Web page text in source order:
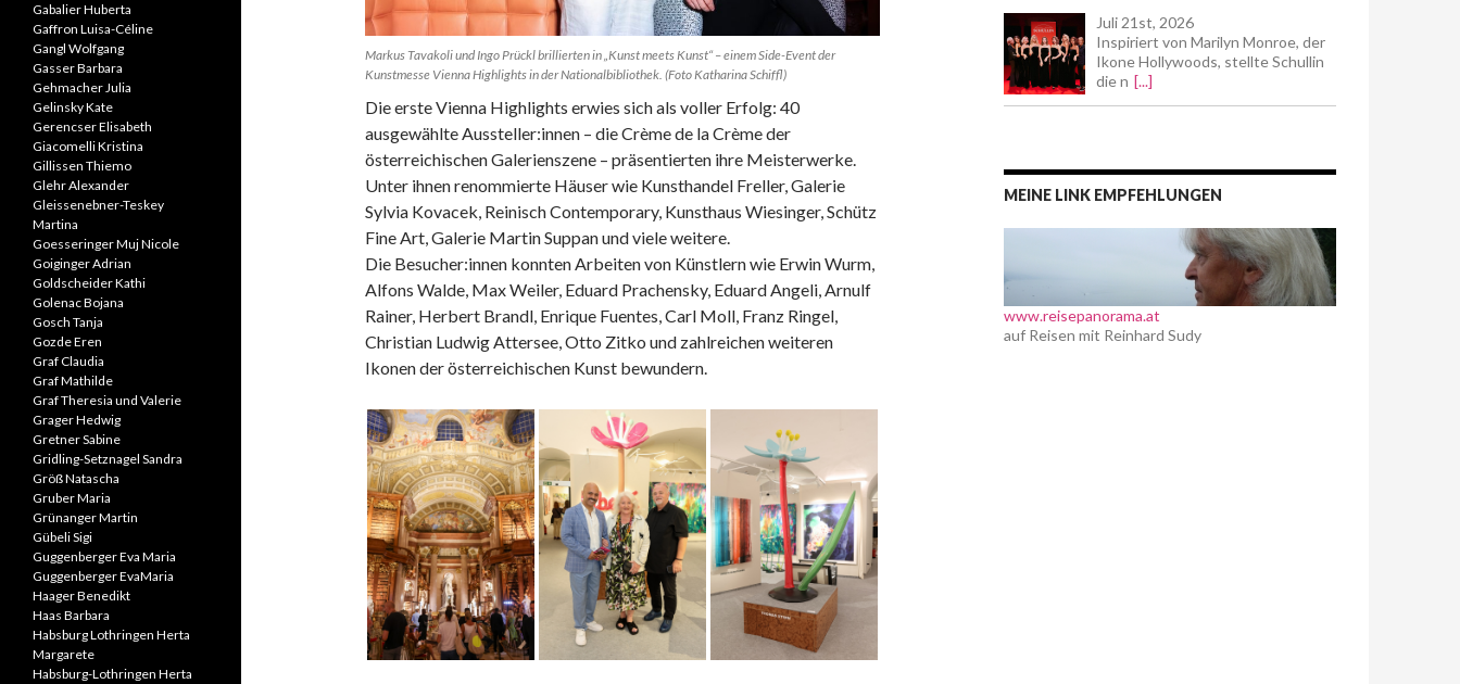
Markus Tavakoli und Ingo Prückl brillierten in „Kunst meets Kunst“ – einem Side-Event der
Kunstmesse Vienna Highlights in der Nationalbibliothek. (Foto Katharina Schiffl)
Die erste Vienna Highlights erwies sich als voller Erfolg: 40
ausgewählte Aussteller:innen – die Crème de la Crème der
österreichischen Galerienszene – präsentierten ihre Meisterwerke.
Unter ihnen renommierte Häuser wie Kunsthandel Freller, Galerie
Sylvia Kovacek, Reinisch Contemporary, Kunsthaus Wiesinger, Schütz
Fine Art, Galerie Martin Suppan und viele weitere.
Die Besucher:innen konnten Arbeiten von Künstlern wie Erwin Wurm,
Alfons Walde, Max Weiler, Eduard Prachensky, Eduard Angeli, Arnulf
Rainer, Herbert Brandl, Enrique Fuentes, Carl Moll, Franz Ringel,
Christian Ludwig Attersee, Otto Zitko und zahlreichen weiteren
Ikonen der österreichischen Kunst bewundern.
Juli 21st, 2026
Inspiriert von Marilyn Monroe, der
Ikone Hollywoods, stellte Schullin
die n [...]
MEINE LINK EMPFEHLUNGEN
www.reisepanorama.at
auf Reisen mit Reinhard Sudy
Gabalier Huberta
Gaffron Luisa-Céline
Gangl Wolfgang
Gasser Barbara
Gehmacher Julia
Gelinsky Kate
Gerencser Elisabeth
Giacomelli Kristina
Gillissen Thiemo
Glehr Alexander
Gleissenebner-Teskey
Martina
Goesseringer Muj Nicole
Goiginger Adrian
Goldscheider Kathi
Golenac Bojana
Gosch Tanja
Gozde Eren
Graf Claudia
Graf Mathilde
Graf Theresia und Valerie
Grager Hedwig
Gretner Sabine
Gridling-Setznagel Sandra
Größ Natascha
Gruber Maria
Grünanger Martin
Gübeli Sigi
Guggenberger Eva Maria
Guggenberger EvaMaria
Haager Benedikt
Haas Barbara
Habsburg Lothringen Herta
Margarete
Habsburg-Lothringen Herta